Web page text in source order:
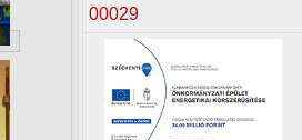
00029